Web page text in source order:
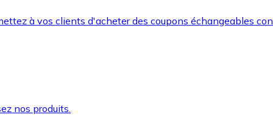
à vos clients d'acheter des coupons échangeables
nos produits.